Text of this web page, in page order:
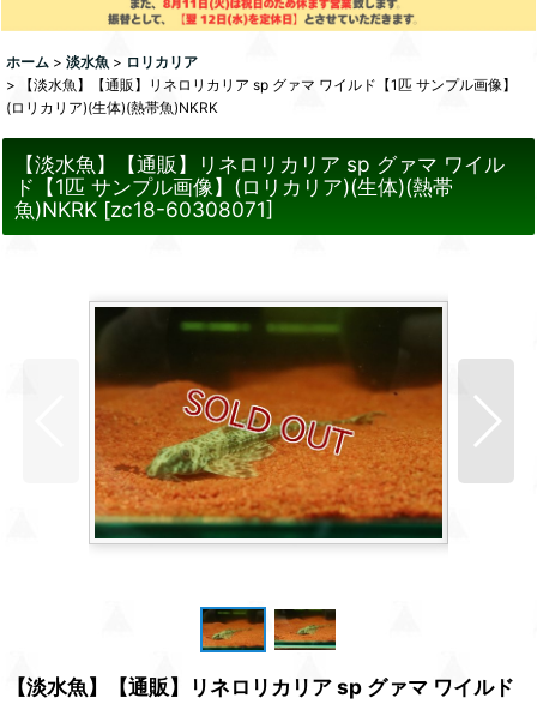
ホーム > 淡水魚 > ロリカリア
>
【淡水魚】【通販】リネロリカリア sp グァマ ワイルド【1匹 サンプル画像】
(ロリカリア)(生体)(熱帯魚)NKRK
【淡水魚】【通販】リネロリカリア sp グァマ ワイル
ド【1匹 サンプル画像】(ロリカリア)(生体)(熱帯
魚)NKRK [zc18-60308071]
【淡水魚】【通販】リネロリカリア sp グァマ ワイルド